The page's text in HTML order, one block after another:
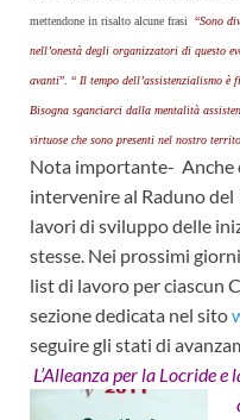
mettendone in risalto alcune frasi “Sono
nell’onestà degli organizzatori di questo
avanti”. “ Il tempo dell’assistenzialismo
Bisogna sganciarci dalla mentalità
virtuose che sono presenti nel nostro
Nota importante- Anche
intervenire al Raduno
lavori di sviluppo delle
stesse. Nei prossimi
list di lavoro per ciascun
sezione dedicata nel sito
seguire gli stati di
L’Alleanza per la Locride